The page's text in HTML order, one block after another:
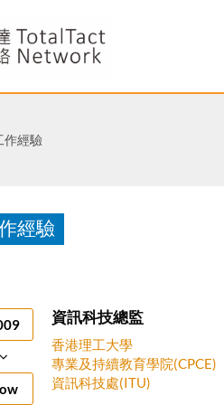
作經驗
經驗
資訊科技總監
香港理工大學
專業及持續教育學院(CPCE)
資訊科技處(ITU)